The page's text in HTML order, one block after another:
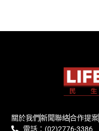
關於我們新聞聯絡合作提案
電話：(02)2776-3386